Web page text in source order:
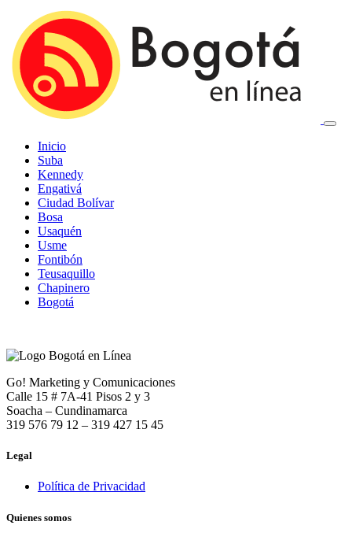
Inicio
Suba
Kennedy
Engativá
Ciudad Bolívar
Bosa
Usaquén
Usme
Fontibón
Teusaquillo
Chapinero
Bogotá
Go! Marketing y Comunicaciones
Calle 15 # 7A-41 Pisos 2 y 3
Soacha – Cundinamarca
319 576 79 12 – 319 427 15 45
Legal
Política de Privacidad
Quienes somos